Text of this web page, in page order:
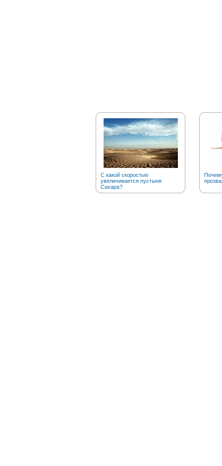
С какой скоростью
увеличивается пустыня
Сахара?